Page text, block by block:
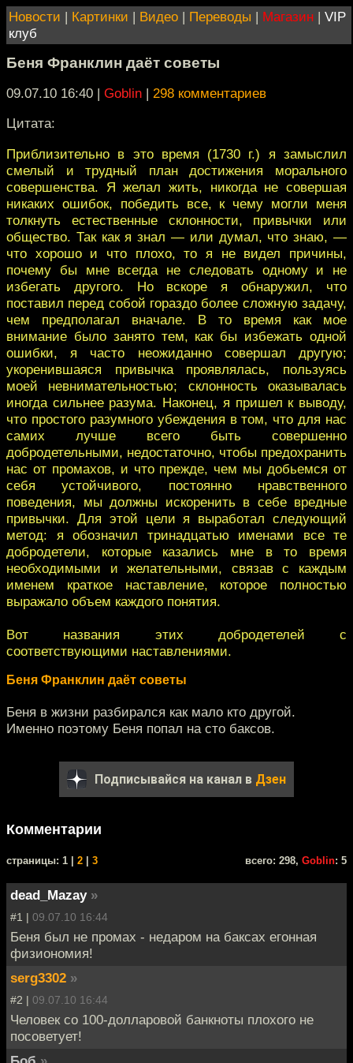
Новости | Картинки | Видео | Переводы | Магазин | VIP
клуб
Беня Франклин даёт советы
09.07.10 16:40 | Goblin | 298 комментариев
Цитата:
Приблизительно в это время (1730 г.) я замыслил
смелый и трудный план достижения морального
совершенства. Я желал жить, никогда не совершая
никаких ошибок, победить все, к чему могли меня
толкнуть естественные склонности, привычки или
общество. Так как я знал — или думал, что знаю, —
что хорошо и что плохо, то я не видел причины,
почему бы мне всегда не следовать одному и не
избегать другого. Но вскоре я обнаружил, что
поставил перед собой гораздо более сложную задачу,
чем предполагал вначале. В то время как мое
внимание было занято тем, как бы избежать одной
ошибки, я часто неожиданно совершал другую;
укоренившаяся привычка проявлялась, пользуясь
моей невнимательностью; склонность оказывалась
иногда сильнее разума. Наконец, я пришел к выводу,
что простого разумного убеждения в том, что для нас
самих лучше всего быть совершенно
добродетельными, недостаточно, чтобы предохранить
нас от промахов, и что прежде, чем мы добьемся от
себя устойчивого, постоянно нравственного
поведения, мы должны искоренить в себе вредные
привычки. Для этой цели я выработал следующий
метод: я обозначил тринадцатью именами все те
добродетели, которые казались мне в то время
необходимыми и желательными, связав с каждым
именем краткое наставление, которое полностью
выражало объем каждого понятия.
Вот названия этих добродетелей с
соответствующими наставлениями.
Беня Франклин даёт советы
Беня в жизни разбирался как мало кто другой.
Именно поэтому Беня попал на сто баксов.
Подписывайся на канал в Дзен
Комментарии
cтраницы: 1 | 2 3 всего: 298, Goblin: 5
dead_Mazay »
#1 | 09.07.10 16:44
Беня был не промах - недаром на баксах егонная
физиономия!
serg3302 »
#2 | 09.07.10 16:44
Человек со 100-долларовой банкноты плохого не
посоветует!